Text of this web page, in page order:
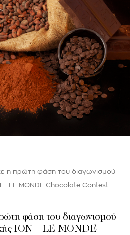
η πρώτη φάση του διαγωνισμού
– LE MONDE Chocolate Contest
φάση του διαγωνισμού
ION – LE MONDE